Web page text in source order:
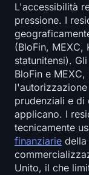
L'accessibilità
pressione. I
(BloFin, MEXC,
statunitensi).
BloFin e
prudenziali e di
applicano. I
tecnicamente
finanziarie della
Unito, il che